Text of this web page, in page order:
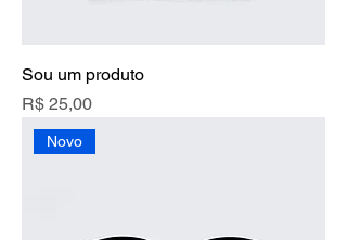
Sou um produto
Preço
R$ 25,00
Novo